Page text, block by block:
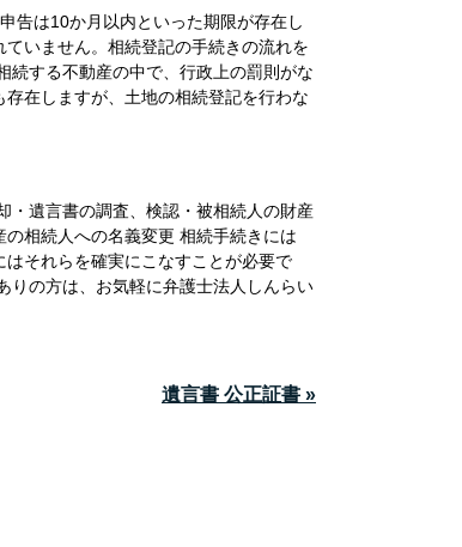
告は10か月以内といった期限が存在し
いません。相続登記の手続きの流れを
続する不動産の中で、行政上の罰則がな
在しますが、土地の相続登記を行わな
・遺言書の調査、検認・被相続人の財産
相続人への名義変更 相続手続きには
それらを確実にこなすことが必要で
りの方は、お気軽に弁護士法人しんらい
遺言書 公正証書 »